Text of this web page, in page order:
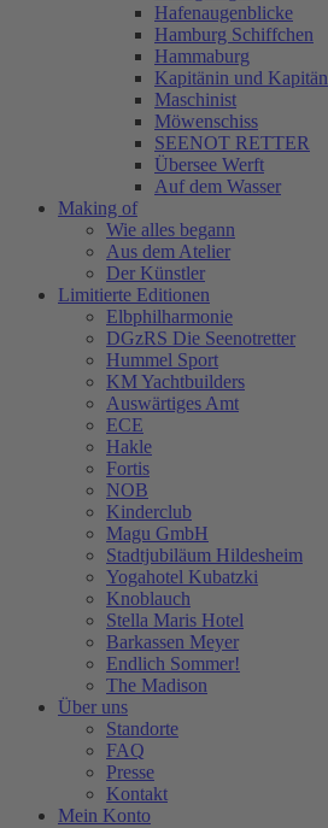
Hafenaugen­blicke
Hamburg Schiffchen
Hammaburg
Kapitänin und Kapitän
Maschinist
Möwenschiss
SEENOT RETTER
Übersee Werft
Auf dem Wasser
Making of
Wie alles begann
Aus dem Atelier
Der Künstler
Limitierte Editionen
Elbphilharmonie
DGzRS Die Seenotretter
Hummel Sport
KM Yachtbuilders
Auswärtiges Amt
ECE
Hakle
Fortis
NOB
Kinderclub
Magu GmbH
Stadtjubiläum Hildesheim
Yogahotel Kubatzki
Knoblauch
Stella Maris Hotel
Barkassen Meyer
Endlich Sommer!
The Madison
Über uns
Standorte
FAQ
Presse
Kontakt
Mein Konto